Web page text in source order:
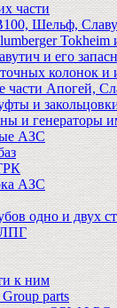
части
Шельф,
Tokheim
и его
колонок и
части Апогей,
и
и генераторы
АЗС
АЗС
одно и двух
ЛПГ
к ним
parts